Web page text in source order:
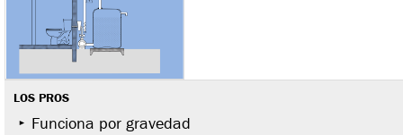
LOS PROS
Funciona por gravedad